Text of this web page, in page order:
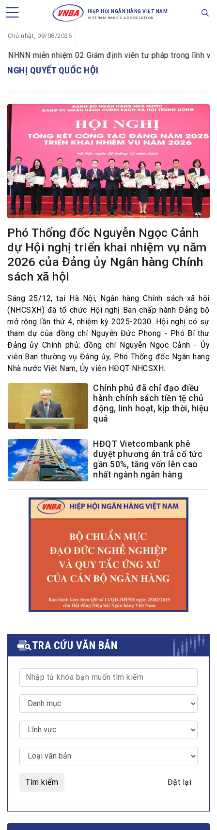
HIỆP HỘI NGÂN HÀNG VIỆT NAM
VIETNAM BANK'S ASSOCIATION
Chủ nhật, 09/08/2026
NHNN miễn nhiệm 02 Giám định viên tư pháp trong lĩnh vực
NGHỊ QUYẾT QUỐC HỘI
Phó Thống đốc Nguyễn Ngọc Cảnh
dự Hội nghị triển khai nhiệm vụ năm
2026 của Đảng ủy Ngân hàng Chính
sách xã hội
Sáng 25/12, tại Hà Nội, Ngân hàng Chính sách xã hội
(NHCSXH) đã tổ chức Hội nghị Ban chấp hành Đảng bộ
mở rộng lần thứ 4, nhiệm kỳ 2025-2030. Hội nghị có sự
tham dự của đồng chí Nguyễn Đức Phong - Phó Bí thư
Đảng ủy Chính phủ; đồng chí Nguyễn Ngọc Cảnh - Ủy
viên Ban thường vụ Đảng ủy, Phó Thống đốc Ngân hang
Nhà nước Việt Nam, Ủy viên HĐQT NHCSXH.
Chính phủ đã chỉ đạo điều
hành chính sách tiền tệ chủ
động, linh hoạt, kịp thời, hiệu
quả
HĐQT Vietcombank phê
duyệt phương án trả cổ tức
gần 50%, tăng vốn lên cao
nhất ngành ngân hàng
TRA CỨU VĂN BẢN
Tìm kiếm Đặt lại